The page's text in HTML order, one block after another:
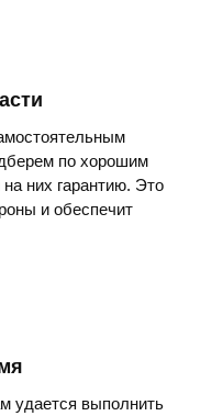
по хорошим
них гарантию. Это
и обеспечит
удается выполнить